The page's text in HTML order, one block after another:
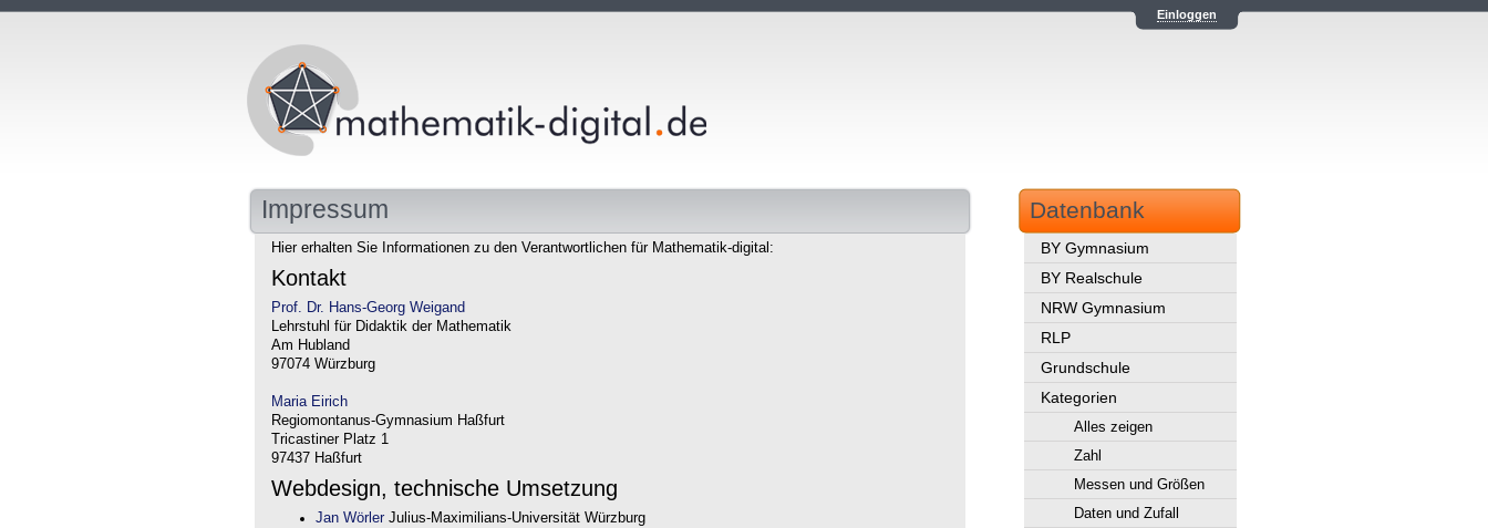
Einloggen
Impressum
Hier erhalten Sie Informationen zu den Verantwortlichen für Mathematik-digital:
Kontakt
Prof. Dr. Hans-Georg Weigand
Lehrstuhl für Didaktik der Mathematik
Am Hubland
97074 Würzburg
Maria Eirich
Regiomontanus-Gymnasium Haßfurt
Tricastiner Platz 1
97437 Haßfurt
Webdesign, technische Umsetzung
Jan Wörler Julius-Maximilians-Universität Würzburg
Datenbank
BY Gymnasium
BY Realschule
NRW Gymnasium
RLP
Grundschule
Kategorien
Alles zeigen
Zahl
Messen und Größen
Daten und Zufall